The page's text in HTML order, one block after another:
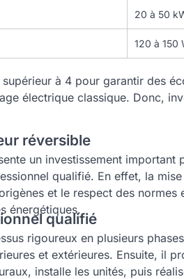
20 à 50
120 à 150
à 4 pour garantir des
électrique classique. Donc,
réversible
un investissement
qualifié. En effet, la
et le respect des
énergétiques.
qualifié
rigoureux en plusieurs
et extérieures. Ensuite,
installe les unités, puis